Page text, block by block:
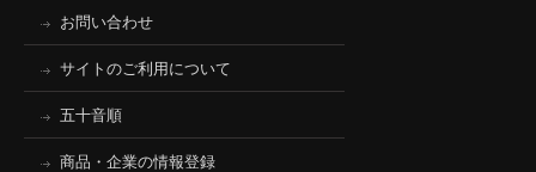
お問い合わせ
サイトのご利用について
五十音順
商品・企業の情報登録